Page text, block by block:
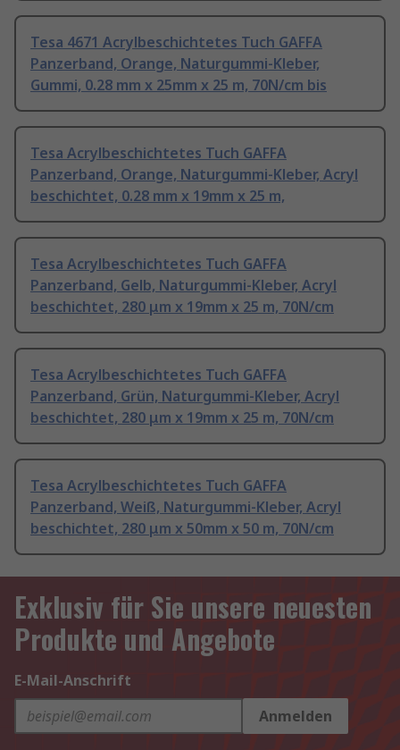
Tesa 4671 Acrylbeschichtetes Tuch GAFFA
Panzerband, Orange, Naturgummi-Kleber,
Gummi, 0.28 mm x 25mm x 25 m, 70N/cm bis
Tesa Acrylbeschichtetes Tuch GAFFA
Panzerband, Orange, Naturgummi-Kleber, Acryl
beschichtet, 0.28 mm x 19mm x 25 m,
Tesa Acrylbeschichtetes Tuch GAFFA
Panzerband, Gelb, Naturgummi-Kleber, Acryl
beschichtet, 280 μm x 19mm x 25 m, 70N/cm
Tesa Acrylbeschichtetes Tuch GAFFA
Panzerband, Grün, Naturgummi-Kleber, Acryl
beschichtet, 280 μm x 19mm x 25 m, 70N/cm
Tesa Acrylbeschichtetes Tuch GAFFA
Panzerband, Weiß, Naturgummi-Kleber, Acryl
beschichtet, 280 μm x 50mm x 50 m, 70N/cm
Exklusiv für Sie unsere neuesten
Produkte und Angebote
E-Mail-Anschrift
Anmelden